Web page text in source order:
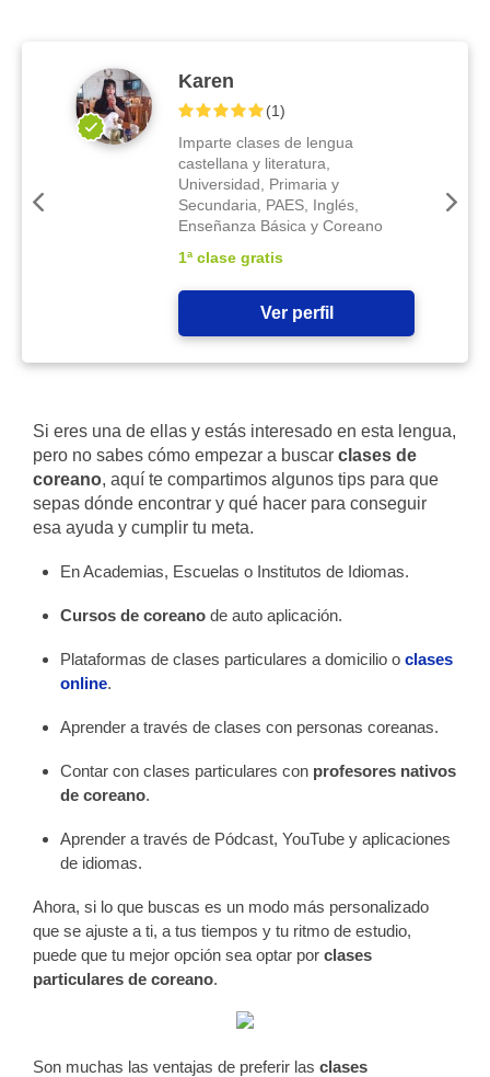
Karen
(1)
Imparte clases de lengua
castellana y literatura,
Universidad, Primaria y
Secundaria, PAES, Inglés,
Enseñanza Básica y Coreano
1ª clase gratis
Ver perfil
Si eres una de ellas y estás interesado en esta lengua,
pero no sabes cómo empezar a buscar clases de
coreano, aquí te compartimos algunos tips para que
sepas dónde encontrar y qué hacer para conseguir
esa ayuda y cumplir tu meta.
En Academias, Escuelas o Institutos de Idiomas.
Cursos de coreanode auto aplicación.
Plataformas de clases particulares a domicilio o clases
online.
Aprender a través de clases con personas coreanas.
Contar con clases particulares con profesores nativos
de coreano.
Aprender a través de Pódcast, YouTube y aplicaciones
de idiomas.
Ahora, si lo que buscas es un modo más personalizado
que se ajuste a ti, a tus tiempos y tu ritmo de estudio,
puede que tu mejor opción sea optar por clases
particulares de coreano.
Son muchas las ventajas de preferir las clases